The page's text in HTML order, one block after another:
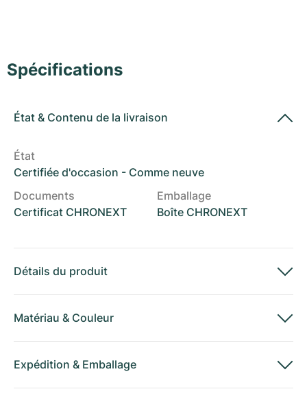
Spécifications
État & Contenu de la livraison
État
Certifiée d'occasion - Comme neuve
Documents
Certificat CHRONEXT
Emballage
Boîte CHRONEXT
Détails du produit
Matériau & Couleur
Expédition & Emballage